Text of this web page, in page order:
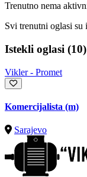
Trenutno nema
Svi trenutni oglasi su
Istekli oglasi (10)
Vikler - Promet
Komercijalista (m)
Sarajevo